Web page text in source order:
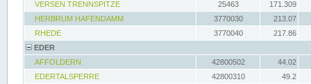
VERSEN TRENNSPITZE
25463
171.309
HERBRUM HAFENDAMM
3770030
213.07
RHEDE
3770040
217.86
EDER
AFFOLDERN
42800502
44.02
EDERTALSPERRE
42800310
49.2